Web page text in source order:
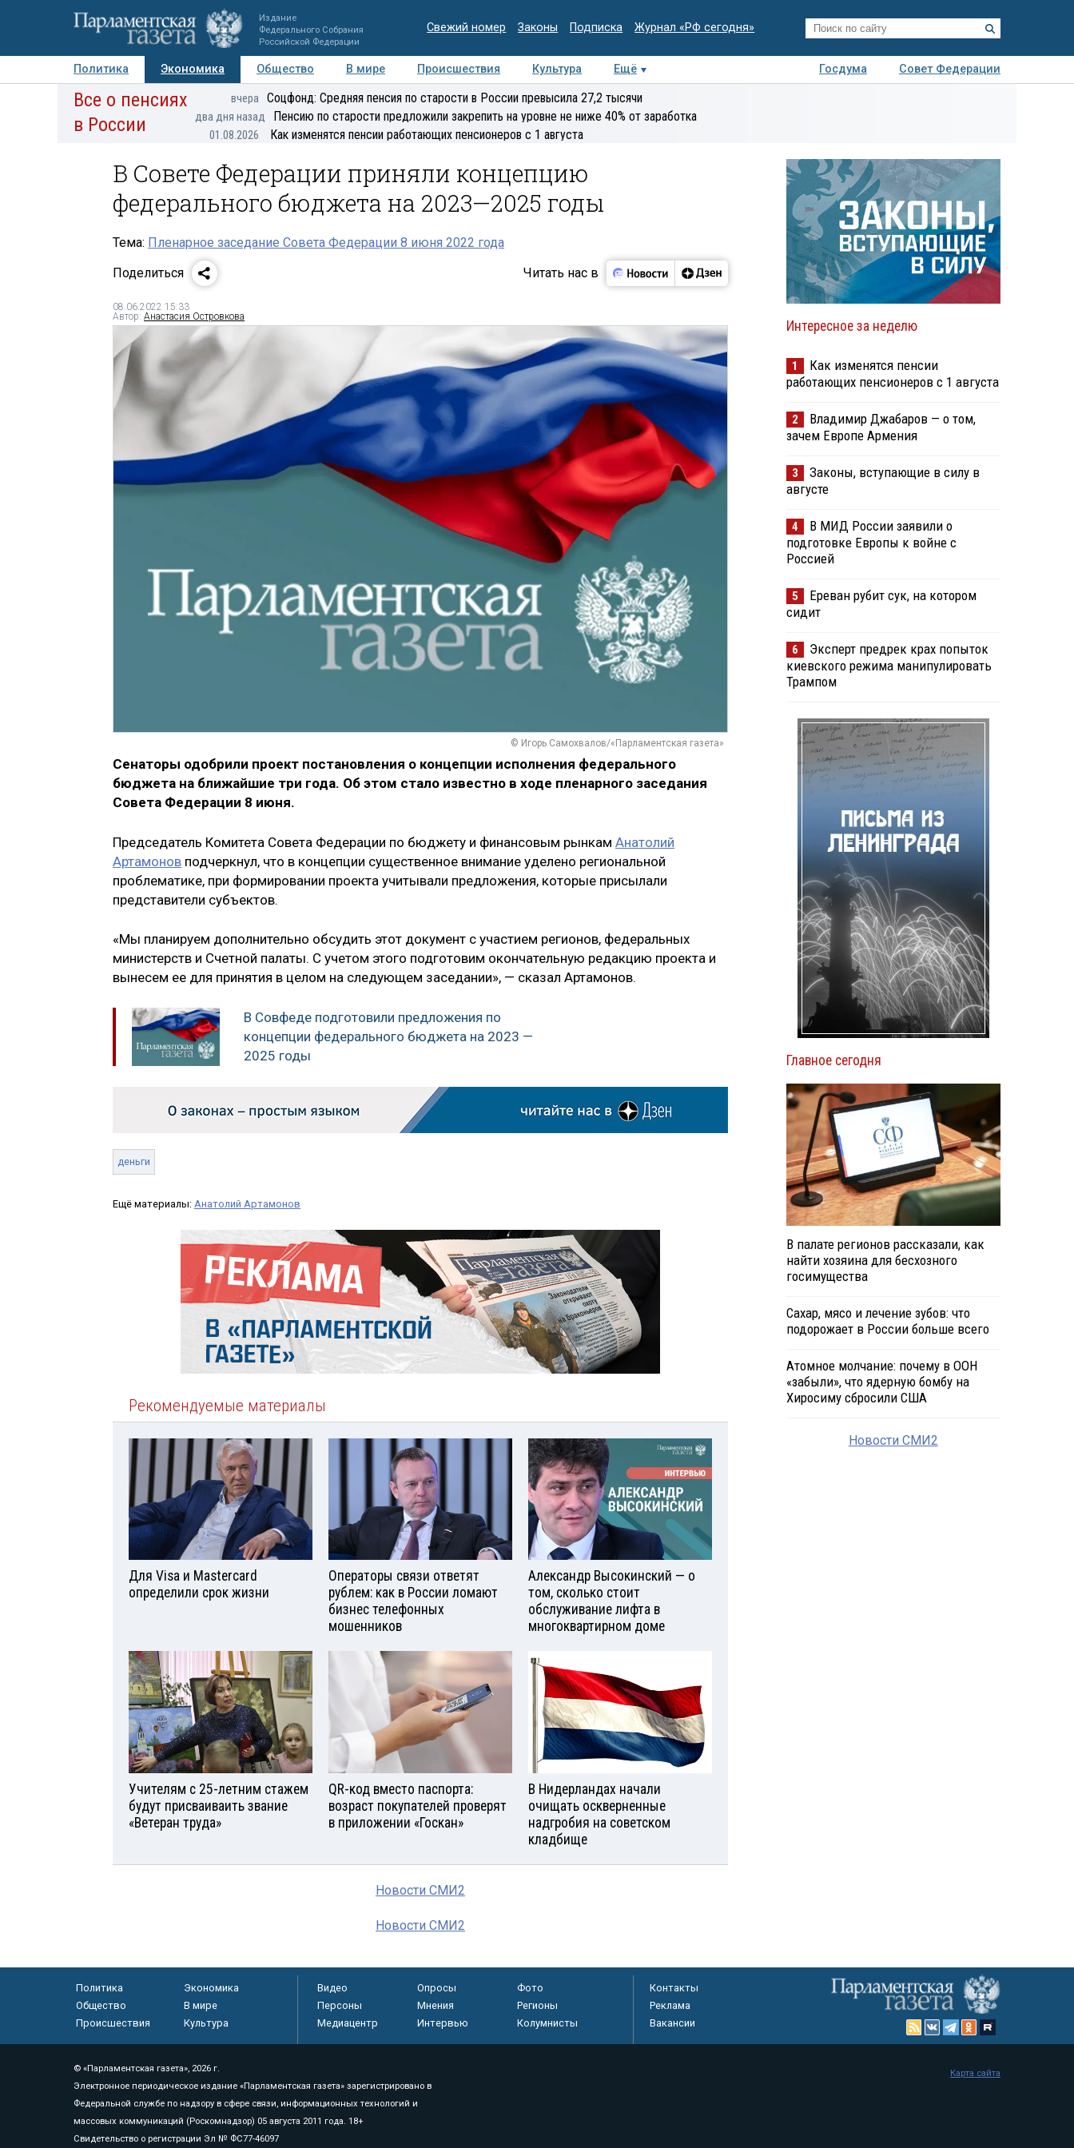
Издание
Федерального Собрания
Российской Федерации
Свежий номер Законы Подписка Журнал «РФ сегодня»
Политика Экономика Общество В мире Происшествия Культура Ещё Госдума
Совет Федерации
Авторы Персоны Мнения Регионы Медиацентр Интервью Колумнисты
экспертиза
Все о пенсиях
в России
вчера Соцфонд: Средняя пенсия по старости в России превысила 27,2 тысячи
два дня назад Пенсию по старости предложили закрепить на уровне не ниже 40% от заработка
01.08.2026 Как изменятся пенсии работающих пенсионеров с 1 августа
В Совете Федерации приняли концепцию
федерального бюджета на 2023—2025 годы
Тема: Пленарное заседание Совета Федерации 8 июня 2022 года
Поделиться
Читать нас в
08.06.2022 15:33
Автор: Анастасия Островкова
© Игорь Самохвалов/«Парламентская газета»
Сенаторы одобрили проект постановления о концепции исполнения федерального
бюджета на ближайшие три года. Об этом стало известно в ходе пленарного заседания
Совета Федерации 8 июня.
Председатель Комитета Совета Федерации по бюджету и финансовым рынкам Анатолий
Артамонов подчеркнул, что в концепции существенное внимание уделено региональной
проблематике, при формировании проекта учитывали предложения, которые присылали
представители субъектов.
«Мы планируем дополнительно обсудить этот документ с участием регионов, федеральных
министерств и Счетной палаты. С учетом этого подготовим окончательную редакцию проекта и
вынесем ее для принятия в целом на следующем заседании», — сказал Артамонов.
В Совфеде подготовили предложения по
концепции федерального бюджета на 2023 —
2025 годы
деньги
Ещё материалы: Анатолий Артамонов
Рекомендуемые материалы
Для Visа и Mastercard
определили срок жизни
Операторы связи ответят
рублем: как в России ломают
бизнес телефонных
мошенников
Александр Высокинский — о
том, сколько стоит
обслуживание лифта в
многоквартирном доме
Учителям с 25-летним стажем
будут присваиваить звание
«Ветеран труда»
QR-код вместо паспорта:
возраст покупателей проверят
в приложении «Госкан»
В Нидерландах начали
очищать оскверненные
надгробия на советском
кладбище
Новости СМИ2
Новости СМИ2
Интересное за неделю
1
Как изменятся пенсии
работающих пенсионеров с 1 августа
2
Владимир Джабаров — о том,
зачем Европе Армения
3
Законы, вступающие в силу в
августе
4
В МИД России заявили о
подготовке Европы к войне с
Россией
5
Ереван рубит сук, на котором
сидит
6
Эксперт предрек крах попыток
киевского режима манипулировать
Трампом
Главное сегодня
В палате регионов рассказали, как
найти хозяина для бесхозного
госимущества
Сахар, мясо и лечение зубов: что
подорожает в России больше всего
Атомное молчание: почему в ООН
«забыли», что ядерную бомбу на
Хиросиму сбросили США
Новости СМИ2
Политика
Экономика
Общество
В мире
Происшествия
Культура
Видео Опросы
Фото
Персоны
Мнения
Регионы
Медиацентр
Интервью Колумнисты
Контакты
Реклама
Вакансии
© «Парламентская газета», 2026 г.
Электронное периодическое издание «Парламентская газета» зарегистрировано в
Федеральной службе по надзору в сфере связи, информационных технологий и
массовых коммуникаций (Роскомнадзор) 05 августа 2011 года. 18+
Свидетельство о регистрации Эл № ФС77-46097
Карта сайта